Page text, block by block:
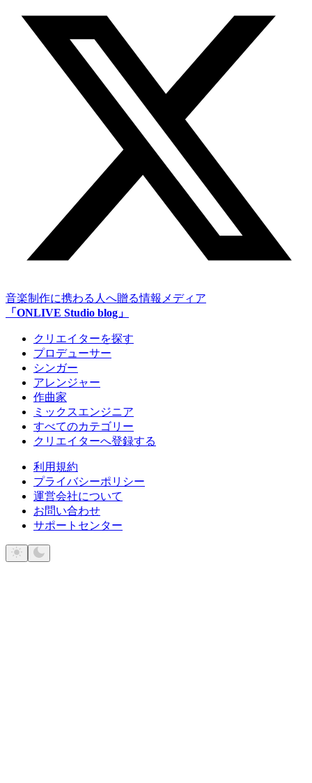
音楽制作に携わる人へ贈る情報メディア
「ONLIVE Studio blog」
クリエイターを探す
プロデューサー
シンガー
アレンジャー
作曲家
ミックスエンジニア
すべてのカテゴリー
クリエイターへ登録する
利用規約
プライバシーポリシー
運営会社について
お問い合わせ
サポートセンター